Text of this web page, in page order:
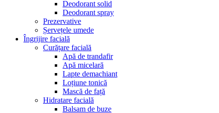
Deodorant solid
Deodorant spray
Prezervative
Șervețele umede
Îngrijire facială
Curățare facială
Apă de trandafir
Apă micelară
Lapte demachiant
Loțiune tonică
Mască de față
Hidratare facială
Balsam de buze